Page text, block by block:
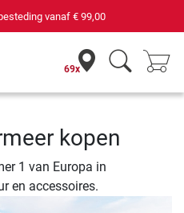
vanaf € 99,00
69x
kopen
1 van Europa in
en accessoires.